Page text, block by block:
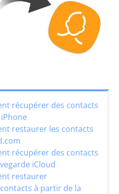
récupérer des contacts
restaurer les contacts
récupérer des contacts
iCloud
restaurer
à partir de la